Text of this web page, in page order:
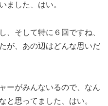
ました、はい。
、そして特に６回ですね、
が、あの辺はどんな思いだ
ーがみんないるので、なん
と思ってました、はい。